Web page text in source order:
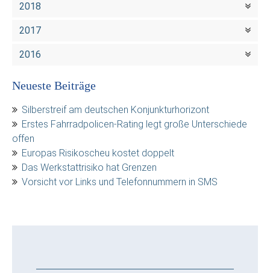
2018
2017
2016
Neueste Beiträge
Silberstreif am deutschen Konjunkturhorizont
Erstes Fahrradpolicen-Rating legt große Unterschiede
offen
Europas Risikoscheu kostet doppelt
Das Werkstattrisiko hat Grenzen
Vorsicht vor Links und Telefonnummern in SMS